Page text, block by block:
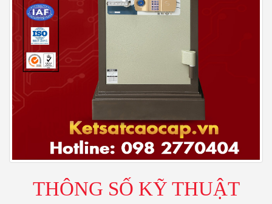
THÔNG SỐ KỸ THUẬT